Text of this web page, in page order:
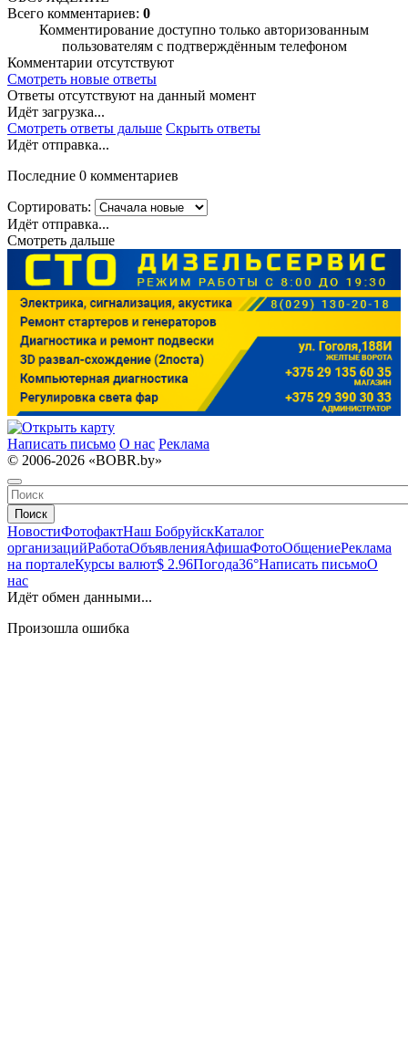
Всего комментариев: 0
Комментирование доступно только авторизованным
пользователям с подтверждённым телефоном
Комментарии отсутствуют
Смотреть новые ответы
Ответы отсутствуют на данный момент
Идёт загрузка...
Смотреть ответы дальше Скрыть ответы
Идёт отправка...
Последние 0 комментариев
Сортировать:
Идёт отправка...
Смотреть дальше
Написать письмо О нас Реклама
© 2006-2026 «BOBR.by»
Поиск
НовостиФотофактНаш БобруйскКаталог
организацийРаботаОбъявленияАфишаФотоОбщениеРеклама
на порталеКурсы валют$ 2.96Погода36°Написать письмоО
нас
Идёт обмен данными...
Произошла ошибка